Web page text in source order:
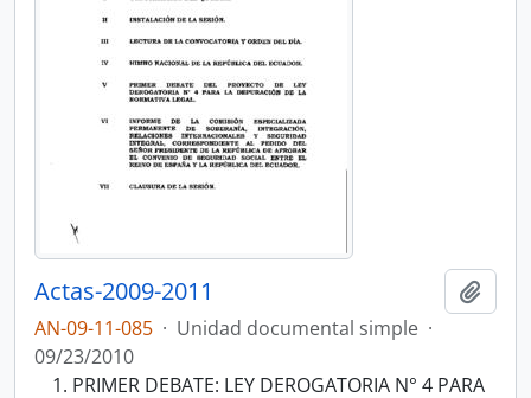
Actas-2009-2011
AN-09-11-085 · Unidad documental simple ·
09/23/2010
PRIMER DEBATE: LEY DEROGATORIA N° 4 PARA